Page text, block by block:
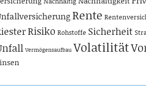
Rente
Risiko Rohstoffe Sicherheit
Vermögensaufbau Volatilität